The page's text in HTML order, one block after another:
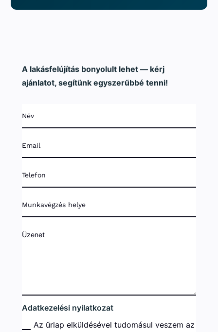
A lakásfelújítás bonyolult lehet — kérj
ajánlatot, segítünk egyszerűbbé tenni!
Adatkezelési nyilatkozat
Az űrlap elküldésével tudomásul veszem az